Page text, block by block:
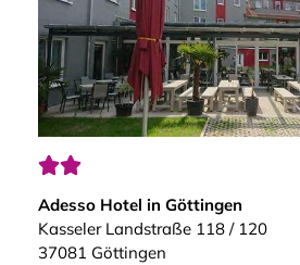

Adesso Hotel in Göttingen
Kasseler Landstraße 118 / 120
37081 Göttingen